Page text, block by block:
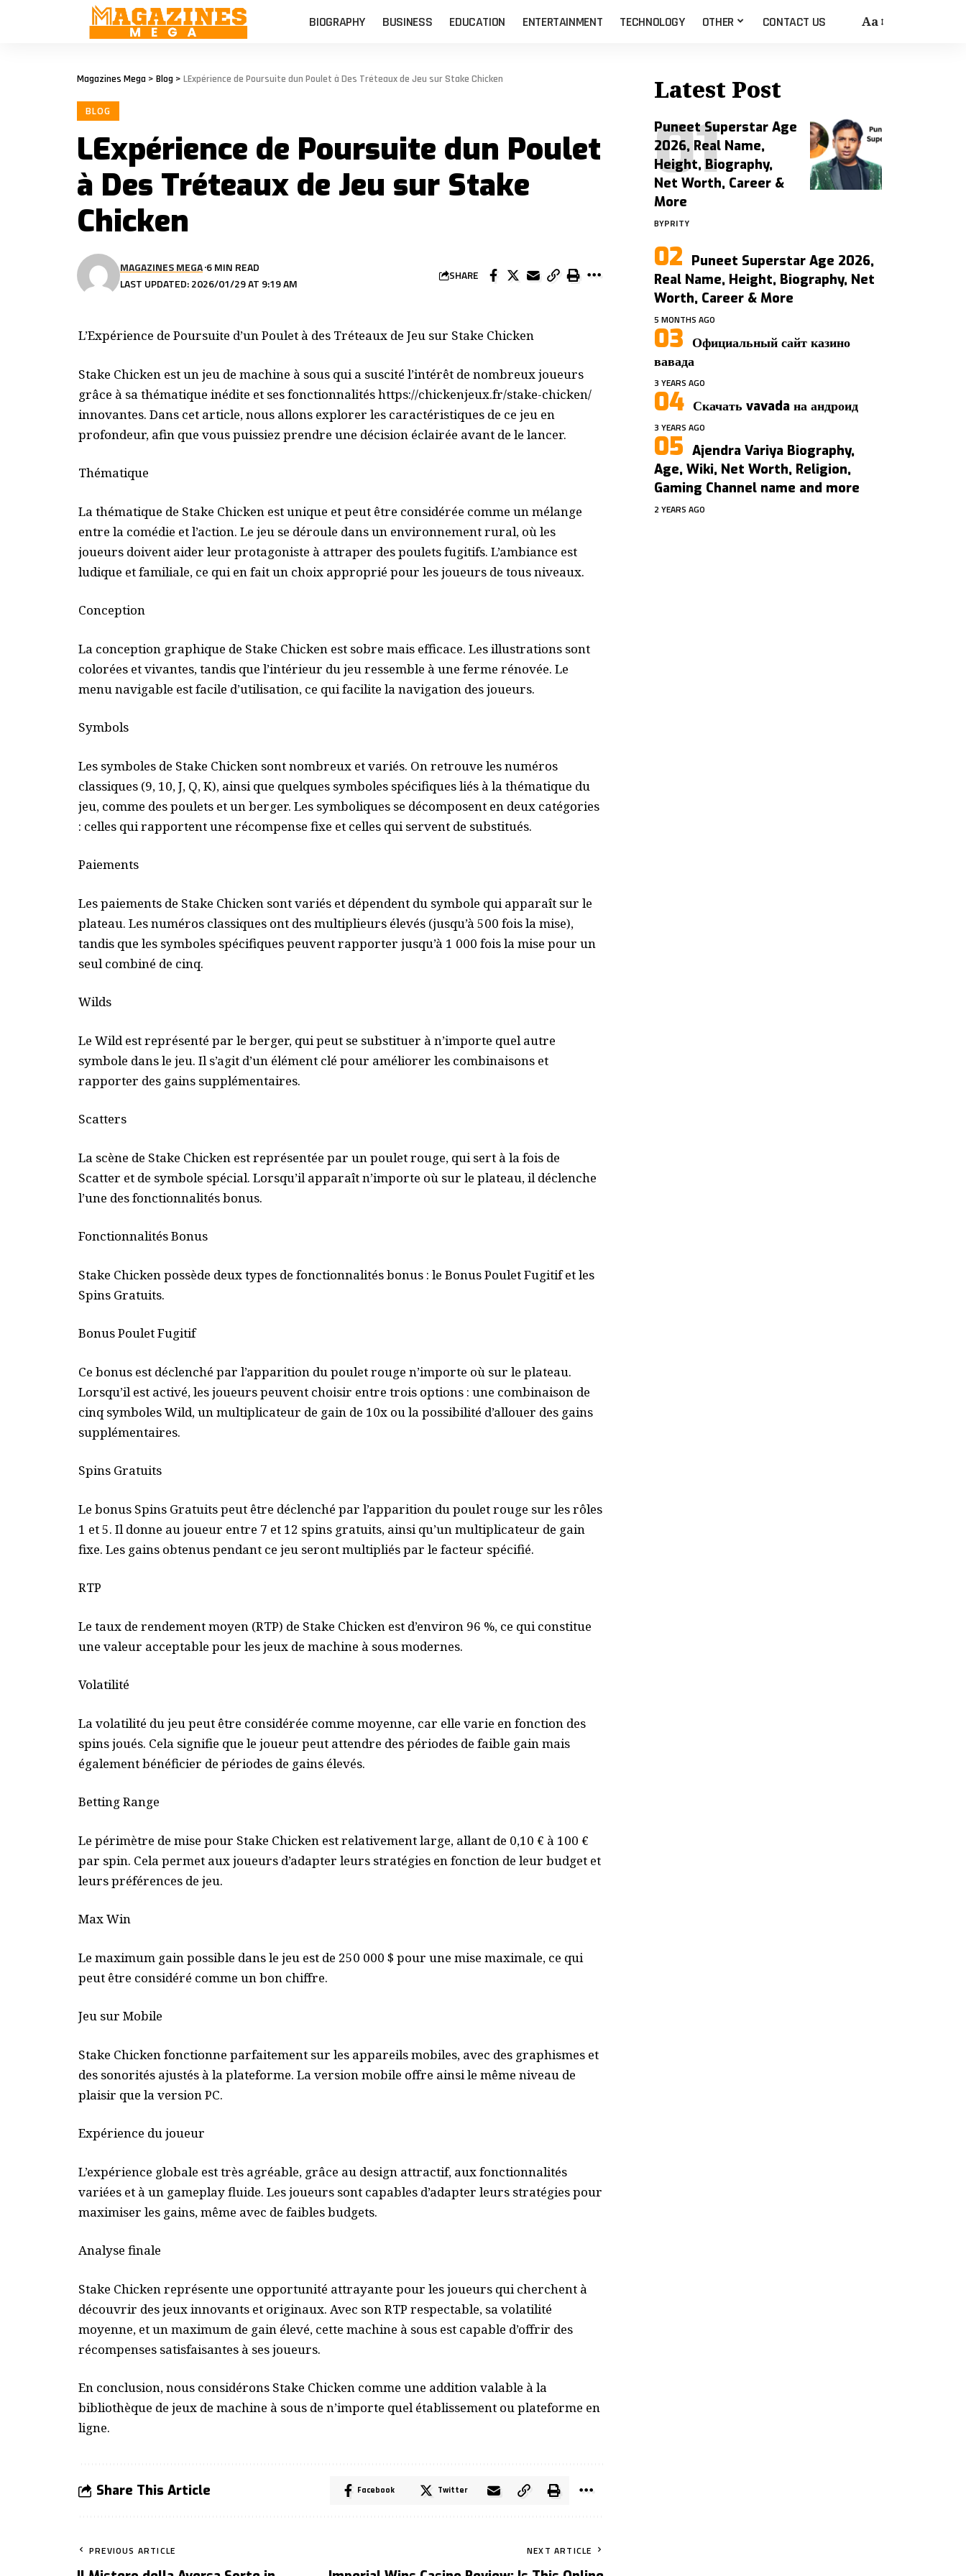
BIOGRAPHY BUSINESS EDUCATION ENTERTAINMENT TECHNOLOGY OTHER CONTACT US Aa
Magazines Mega > Blog > LExpérience de Poursuite dun Poulet à Des Tréteaux de Jeu sur Stake Chicken
BLOG
LExpérience de Poursuite dun Poulet
à Des Tréteaux de Jeu sur Stake
Chicken
LAST UPDATED: 2026/01/29 AT 9:19 AM
MAGAZINES MEGA 6 MIN READ
SHARE
L’Expérience de Poursuite d’un Poulet à des Tréteaux de Jeu sur Stake Chicken
Stake Chicken est un jeu de machine à sous qui a suscité l’intérêt de nombreux joueurs
grâce à sa thématique inédite et ses fonctionnalitéshttps://chickenjeux.fr/stake-chicken/
innovantes. Dans cet article, nous allons explorer les caractéristiques de ce jeu en
profondeur, afin que vous puissiez prendre une décision éclairée avant de le lancer.
Thématique
La thématique de Stake Chicken est unique et peut être considérée comme un mélange
entre la comédie et l’action. Le jeu se déroule dans un environnement rural, où les
joueurs doivent aider leur protagoniste à attraper des poulets fugitifs. L’ambiance est
ludique et familiale, ce qui en fait un choix approprié pour les joueurs de tous niveaux.
Conception
La conception graphique de Stake Chicken est sobre mais efficace. Les illustrations sont
colorées et vivantes, tandis que l’intérieur du jeu ressemble à une ferme rénovée. Le
menu navigable est facile d’utilisation, ce qui facilite la navigation des joueurs.
Symbols
Les symboles de Stake Chicken sont nombreux et variés. On retrouve les numéros
classiques (9, 10, J, Q, K), ainsi que quelques symboles spécifiques liés à la thématique du
jeu, comme des poulets et un berger. Les symboliques se décomposent en deux catégories
: celles qui rapportent une récompense fixe et celles qui servent de substitués.
Paiements
Les paiements de Stake Chicken sont variés et dépendent du symbole qui apparaît sur le
plateau. Les numéros classiques ont des multiplieurs élevés (jusqu’à 500 fois la mise),
tandis que les symboles spécifiques peuvent rapporter jusqu’à 1 000 fois la mise pour un
seul combiné de cinq.
Wilds
Le Wild est représenté par le berger, qui peut se substituer à n’importe quel autre
symbole dans le jeu. Il s’agit d’un élément clé pour améliorer les combinaisons et
rapporter des gains supplémentaires.
Scatters
La scène de Stake Chicken est représentée par un poulet rouge, qui sert à la fois de
Scatter et de symbole spécial. Lorsqu’il apparaît n’importe où sur le plateau, il déclenche
l’une des fonctionnalités bonus.
Fonctionnalités Bonus
Stake Chicken possède deux types de fonctionnalités bonus : le Bonus Poulet Fugitif et les
Spins Gratuits.
Bonus Poulet Fugitif
Ce bonus est déclenché par l’apparition du poulet rouge n’importe où sur le plateau.
Lorsqu’il est activé, les joueurs peuvent choisir entre trois options : une combinaison de
cinq symboles Wild, un multiplicateur de gain de 10x ou la possibilité d’allouer des gains
supplémentaires.
Spins Gratuits
Le bonus Spins Gratuits peut être déclenché par l’apparition du poulet rouge sur les rôles
1 et 5. Il donne au joueur entre 7 et 12 spins gratuits, ainsi qu’un multiplicateur de gain
fixe. Les gains obtenus pendant ce jeu seront multipliés par le facteur spécifié.
RTP
Le taux de rendement moyen (RTP) de Stake Chicken est d’environ 96 %, ce qui constitue
une valeur acceptable pour les jeux de machine à sous modernes.
Volatilité
La volatilité du jeu peut être considérée comme moyenne, car elle varie en fonction des
spins joués. Cela signifie que le joueur peut attendre des périodes de faible gain mais
également bénéficier de périodes de gains élevés.
Betting Range
Le périmètre de mise pour Stake Chicken est relativement large, allant de 0,10 € à 100 €
par spin. Cela permet aux joueurs d’adapter leurs stratégies en fonction de leur budget et
leurs préférences de jeu.
Max Win
Le maximum gain possible dans le jeu est de 250 000 $ pour une mise maximale, ce qui
peut être considéré comme un bon chiffre.
Jeu sur Mobile
Stake Chicken fonctionne parfaitement sur les appareils mobiles, avec des graphismes et
des sonorités ajustés à la plateforme. La version mobile offre ainsi le même niveau de
plaisir que la version PC.
Expérience du joueur
L’expérience globale est très agréable, grâce au design attractif, aux fonctionnalités
variées et à un gameplay fluide. Les joueurs sont capables d’adapter leurs stratégies pour
maximiser les gains, même avec de faibles budgets.
Analyse finale
Stake Chicken représente une opportunité attrayante pour les joueurs qui cherchent à
découvrir des jeux innovants et originaux. Avec son RTP respectable, sa volatilité
moyenne, et un maximum de gain élevé, cette machine à sous est capable d’offrir des
récompenses satisfaisantes à ses joueurs.
En conclusion, nous considérons Stake Chicken comme une addition valable à la
bibliothèque de jeux de machine à sous de n’importe quel établissement ou plateforme en
ligne.
Share This Article Facebook Twitter
PREVIOUS ARTICLE NEXT ARTICLE
Latest Post
Puneet Superstar Age
2026, Real Name,
Height, Biography,
Net Worth, Career &
More
BYPRITY
Puneet Superstar Age 2026,
Real Name, Height, Biography, Net
Worth, Career & More
5 MONTHS AGO
Официальный сайт казино
вавада
3 YEARS AGO
Скачать vavada на андроид
3 YEARS AGO
Ajendra Variya Biography,
Age, Wiki, Net Worth, Religion,
Gaming Channel name and more
2 YEARS AGO